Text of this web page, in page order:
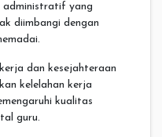
administratif yang
diimbangi dengan
dan kesejahteraan
kelelahan kerja
kualitas
guru.